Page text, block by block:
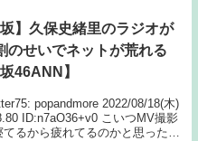
坂】久保史緒里のラジオが
のせいでネットが荒れる
46ANN】
popandmore 2022/08/18(木)
ID:n7aO36+v0 こいつMV撮影
てるから疲れてるのかと思ったら